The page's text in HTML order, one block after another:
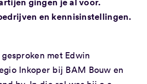
en kennisinstellingen.
met Edwin
Inkoper bij BAM Bouw en